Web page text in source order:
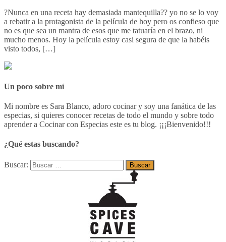
?Nunca en una receta hay demasiada mantequilla?? yo no se lo voy
a rebatir a la protagonista de la película de hoy pero os confieso que
no es que sea un mantra de esos que me tatuaría en el brazo, ni
mucho menos. Hoy la película estoy casi segura de que la habéis
visto todos, […]
Un poco sobre mí
Mi nombre es Sara Blanco, adoro cocinar y soy una fanática de las
especias, si quieres conocer recetas de todo el mundo y sobre todo
aprender a Cocinar con Especias este es tu blog. ¡¡¡Bienvenido!!!
¿Qué estas buscando?
Buscar: